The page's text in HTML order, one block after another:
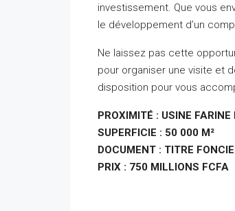
investissement. Que vous
le développement d’un
Ne laissez pas cette
pour organiser une visite et
disposition pour vous
PROXIMITÉ : USINE
SUPERFICIE : 50 000 M²
DOCUMENT : TITRE
PRIX : 750 MILLIONS FCFA